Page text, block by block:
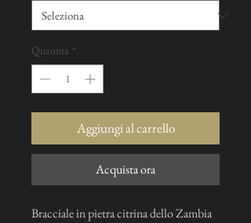
Quantità *
Aggiungi al carrello
Acquista ora
Bracciale in pietra citrina dello Zambia